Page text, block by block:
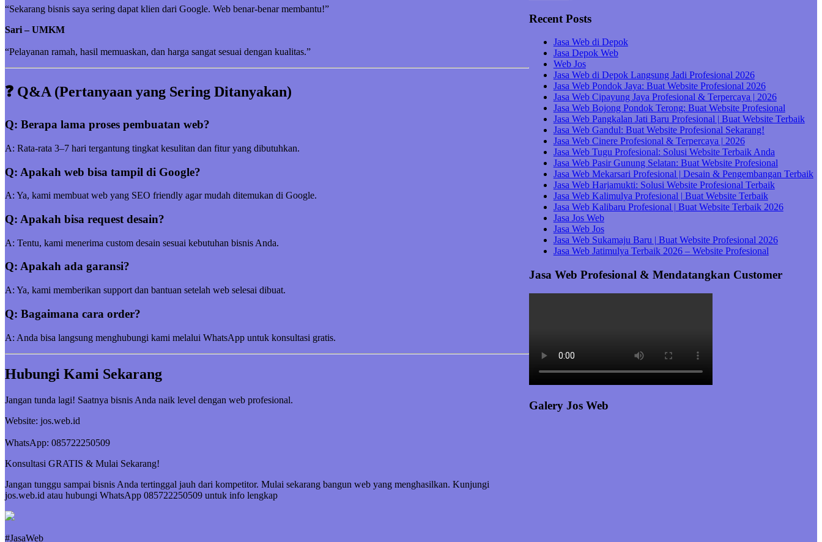
“Sekarang bisnis saya sering dapat klien dari Google. Web benar-benar membantu!”
Sari – UMKM
“Pelayanan ramah, hasil memuaskan, dan harga sangat sesuai dengan kualitas.”
❓ Q&A (Pertanyaan yang Sering Ditanyakan)
Q: Berapa lama proses pembuatan web?
A: Rata-rata 3–7 hari tergantung tingkat kesulitan dan fitur yang dibutuhkan.
Q: Apakah web bisa tampil di Google?
A: Ya, kami membuat web yang SEO friendly agar mudah ditemukan di Google.
Q: Apakah bisa request desain?
A: Tentu, kami menerima custom desain sesuai kebutuhan bisnis Anda.
Q: Apakah ada garansi?
A: Ya, kami memberikan support dan bantuan setelah web selesai dibuat.
Q: Bagaimana cara order?
A: Anda bisa langsung menghubungi kami melalui WhatsApp untuk konsultasi gratis.
Hubungi Kami Sekarang
Jangan tunda lagi! Saatnya bisnis Anda naik level dengan web profesional.
Website: jos.web.id
WhatsApp: 085722250509
Konsultasi GRATIS & Mulai Sekarang!
Jangan tunggu sampai bisnis Anda tertinggal jauh dari kompetitor. Mulai sekarang bangun web yang menghasilkan. Kunjungi
jos.web.id atau hubungi WhatsApp 085722250509 untuk info lengkap
#JasaWeb
Recent Posts
Jasa Web di Depok
Jasa Depok Web
Web Jos
Jasa Web di Depok Langsung Jadi Profesional 2026
Jasa Web Pondok Jaya: Buat Website Profesional 2026
Jasa Web Cipayung Jaya Profesional & Terpercaya | 2026
Jasa Web Bojong Pondok Terong: Buat Website Profesional
Jasa Web Pangkalan Jati Baru Profesional | Buat Website Terbaik
Jasa Web Gandul: Buat Website Profesional Sekarang!
Jasa Web Cinere Profesional & Terpercaya | 2026
Jasa Web Tugu Profesional: Solusi Website Terbaik Anda
Jasa Web Pasir Gunung Selatan: Buat Website Profesional
Jasa Web Mekarsari Profesional | Desain & Pengembangan Terbaik
Jasa Web Harjamukti: Solusi Website Profesional Terbaik
Jasa Web Kalimulya Profesional | Buat Website Terbaik
Jasa Web Kalibaru Profesional | Buat Website Terbaik 2026
Jasa Jos Web
Jasa Web Jos
Jasa Web Sukamaju Baru | Buat Website Profesional 2026
Jasa Web Jatimulya Terbaik 2026 – Website Profesional
Jasa Web Profesional & Mendatangkan Customer
Galery Jos Web